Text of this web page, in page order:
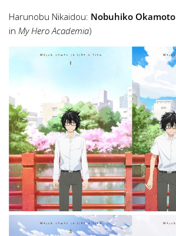
Harunobu Nikaidou: Nobuhiko Okamoto
in My Hero Academia)